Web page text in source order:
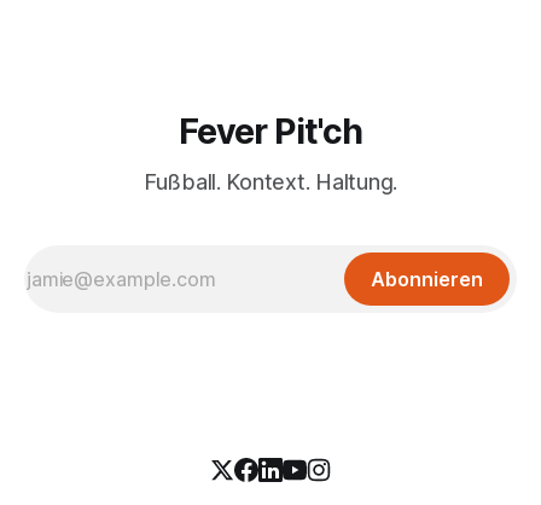
Fever Pit'ch
Fußball. Kontext. Haltung.
Abonnieren